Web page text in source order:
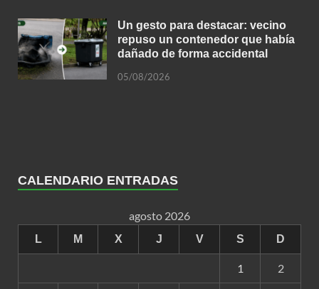
Un gesto para destacar: vecino
repuso un contenedor que había
dañado de forma accidental
05/08/2026
CALENDARIO ENTRADAS
agosto 2026
L M X J V S D
1 2